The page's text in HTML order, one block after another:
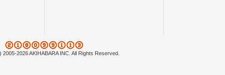
2005-2026 AKIHABARA INC. All Rights Reserved.